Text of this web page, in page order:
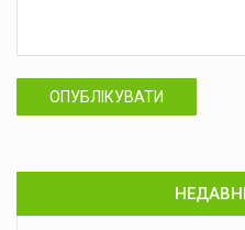
ОПУБЛІКУВАТИ